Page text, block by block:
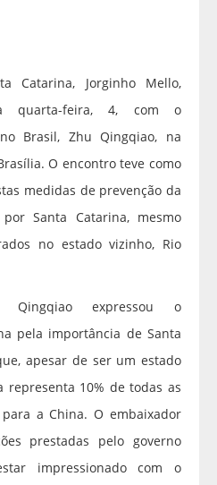
Catarina, Jorginho Mello,
quarta-feira, 4, com o
Brasil, Zhu Qingqiao, na
O encontro teve como
medidas de prevenção da
Santa Catarina, mesmo
no estado vizinho, Rio
Qingqiao expressou o
pela importância de Santa
apesar de ser um estado
representa 10% de todas as
a China. O embaixador
prestadas pelo governo
impressionado com o